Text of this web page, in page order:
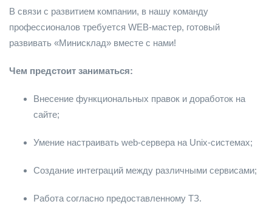
В связи с развитием компании, в нашу команду
профессионалов требуется WEB-мастер, готовый
развивать «Минисклад» вместе с нами!
Чем предстоит заниматься:
Внесение функциональных правок и доработок на
сайте;
Умение настраивать web-сервера на Unix-системах;
Создание интеграций между различными сервисами;
Работа согласно предоставленному ТЗ.